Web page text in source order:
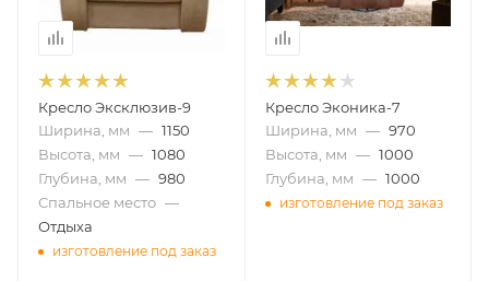
Кресло Эксклюзив-9
Ширина, мм — 1150
Высота, мм — 1080
Глубина, мм — 980
Спальное место —
Отдыха
изготовление под заказ
Кресло Эконика-7
Ширина, мм — 970
Высота, мм — 1000
Глубина, мм — 1000
изготовление под заказ